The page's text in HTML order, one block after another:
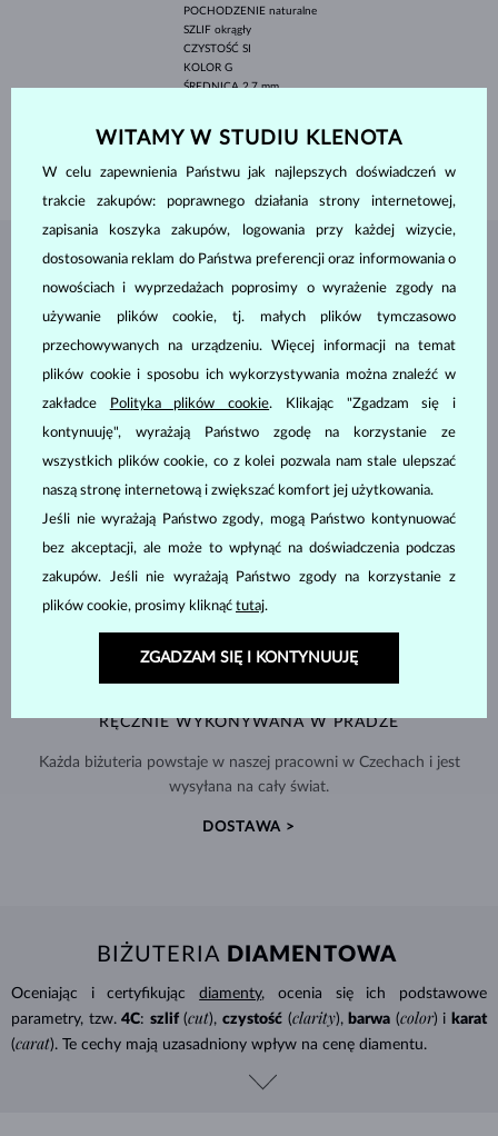
POCHODZENIE naturalne
SZLIF okrągły
CZYSTOŚĆ SI
KOLOR G
ŚREDNICA2.7 mm
3.40 mm
WAGA 2.80 g
BIŻUTERIA ZATELIER KLENOTA
RĘCZNIE WYKONYWANA W PRADZE
Każda biżuteria powstaje w naszej pracowni w Czechach i jest
wysyłana na cały świat.
DOSTAWA >
BIŻUTERIA DIAMENTOWA
Oceniając i certyfikującdiamenty, ocenia się ich podstawowe
parametry, tzw. 4C: szlif (cut), czystość (clarity), barwa (color) i karat
(carat). Te cechy mają uzasadniony wpływ na cenę diamentu.
WITAMY W STUDIU KLENOTA
W celu zapewnienia Państwu jak najlepszych doświadczeń w
trakcie zakupów: poprawnego działania strony internetowej,
zapisania koszyka zakupów, logowania przy każdej wizycie,
dostosowania reklam do Państwa preferencji oraz informowania o
nowościach i wyprzedażach poprosimy o wyrażenie zgody na
używanie plików cookie, tj. małych plików tymczasowo
przechowywanych na urządzeniu. Więcej informacji na temat
plików cookie i sposobu ich wykorzystywania można znaleźć w
zakładce
Polityka plików cookie. Klikając "Zgadzam się i
kontynuuję", wyrażają Państwo zgodę na korzystanie ze
wszystkich plików cookie, co z kolei pozwala nam stale ulepszać
naszą stronę internetową i zwiększać komfort jej użytkowania.
Jeśli nie wyrażają Państwo zgody, mogą Państwo kontynuować
bez akceptacji, ale może to wpłynąć na doświadczenia podczas
zakupów. Jeśli nie wyrażają Państwo zgody na korzystanie z
plików cookie, prosimy kliknąć tutaj.
ZGADZAM SIĘ I KONTYNUUJĘ